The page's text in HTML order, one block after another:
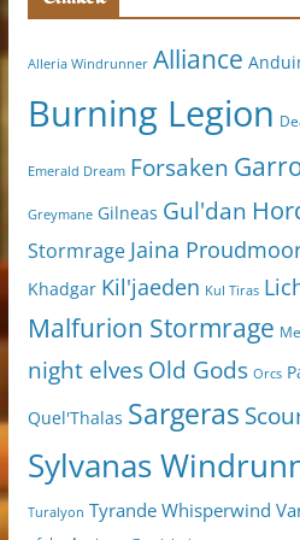
Alleria Windrunner Alliance
Burning Legion
Emerald Dream Forsaken
Greymane Gilneas Gul'dan
Stormrage Jaina
Khadgar Kil'jaeden Kul Tiras
Malfurion Stormrage
night elves Old Gods Orcs
Quel'Thalas Sargeras
Sylvanas
Turalyon Tyrande Whisperwind